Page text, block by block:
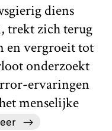
diens
trekt zich terug
en vergroeit tot
onderzoekt
ervaringen
menselijke